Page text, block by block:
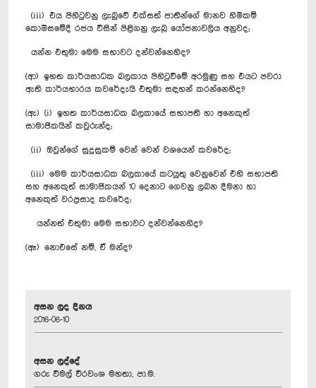
(iii) එය පිහිටුවනු ලැබුවේ එක්සත් ජාතීන්ගේ මානව හිමිකම්
කොමිසමේදී රජය විසින් පිළිගනු ලැබූ යෝජනාවලිය අනුවද;
යන්න එතුමා මෙම සභාවට දන්වන්නෙහිද?
(ආ) ඉහත කාර්යසාධක බලකාය පිහිටුවීමේ අරමුණු සහ එයට පවරා
ඇති කාර්යභාරය කවරේදැයි එතුමා සඳහන් කරන්නෙහිද?
(ඇ) (i) ඉහත කාර්යසාධක බලකායේ සභාපති හා අනෙකුත්
සාමාජිකයින් කවුරුන්ද;
(ii) ඔවුන්ගේ සුදුසුකම් වෙන් වෙන් වශයෙන් කවරේද;
(iii) මෙම කාර්යසාධක බලකායේ කටයුතු වෙනුවෙන් එහි සභාපති
සහ අනෙකුත් සාමාජිකයන් 10 දෙ‍නාට ගෙවනු ලබන දීමනා හා
අනෙකුත් වරප්‍රසාද කවරේද;
යන්නත් එතුමා මෙම සභාවට දන්වන්නෙහිද?
(ඈ) නොඑසේ නම්, ඒ මන්ද?
අසන ලද දිනය
2016-06-10
අසන ලද්දේ
ගරු විමල් වීරවංශ මහතා, පා.ම.